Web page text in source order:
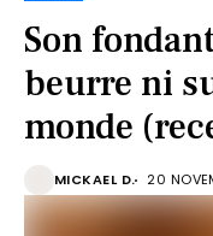
Son
beurre ni
monde
MICKAEL D. 20